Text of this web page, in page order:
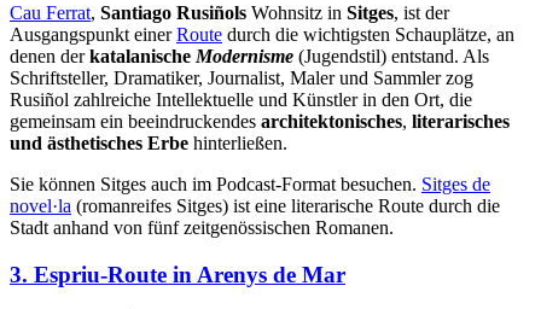
Cau Ferrat, Santiago Rusiñols Wohnsitz in Sitges, ist der
Ausgangspunkt einerRoute durch die wichtigsten Schauplätze, an
denen derkatalanische Modernisme (Jugendstil) entstand. Als
Schriftsteller, Dramatiker, Journalist, Maler und Sammler zog
Rusiñol zahlreiche Intellektuelle und Künstler in den Ort, die
gemeinsam ein beeindruckendes architektonisches, literarisches
und ästhetisches Erbe hinterließen.
Sie können Sitges auch im Podcast-Format besuchen. Sitges de
novel·la (romanreifes Sitges) ist eine literarische Route durch die
Stadt anhand von fünf zeitgenössischen Romanen.
3. Espriu-Route in Arenys de Mar